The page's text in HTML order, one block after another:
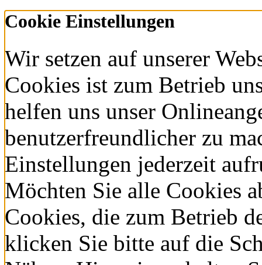
Mail:info@spitzenberger.de
Cookie Einstellungen
Wir setzen auf unserer
Cookies ist zum Betrieb
helfen uns unser
benutzerfreundlicher zu
Einstellungen jederzeit
Möchten Sie alle Cookies